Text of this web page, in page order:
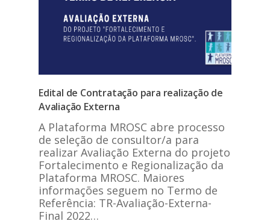
Edital de Contratação para realização de
Avaliação Externa
A Plataforma MROSC abre processo
de seleção de consultor/a para
realizar Avaliação Externa do projeto
Fortalecimento e Regionalização da
Plataforma MROSC. Maiores
informações seguem no Termo de
Referência: TR-Avaliação-Externa-
Final 2022…